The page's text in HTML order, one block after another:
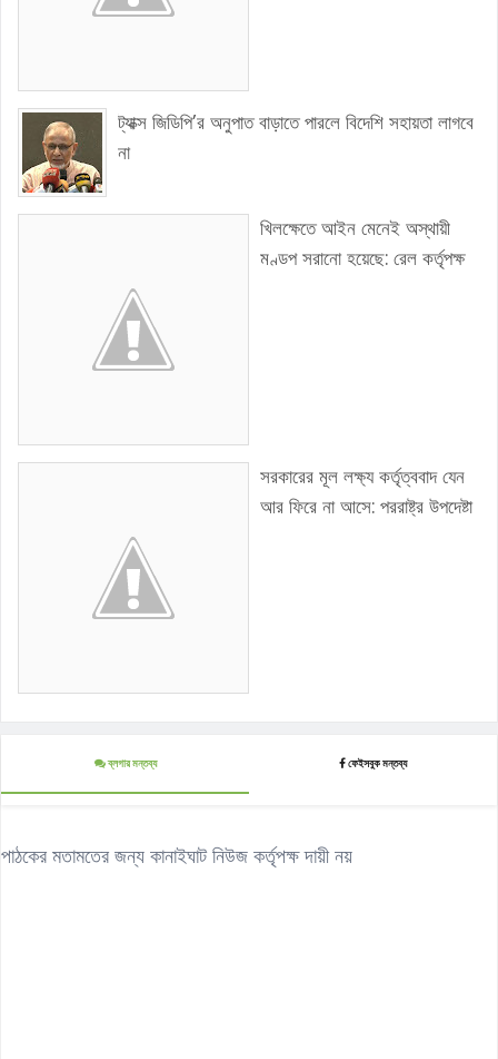
ট্যাক্স জিডিপি’র অনুপাত বাড়াতে পারলে বিদেশি সহায়তা লাগবে
না
খিলক্ষেতে আইন মেনেই অস্থায়ী
মণ্ডপ সরানো হয়েছে: রেল কর্তৃপক্ষ
সরকারের মূল লক্ষ্য কর্তৃত্ববাদ যেন
আর ফিরে না আসে: পররাষ্ট্র উপদেষ্টা
ব্লগার মন্তব্য ফেইসবুক মন্তব্য
পাঠকের মতামতের জন্য কানাইঘাট নিউজ কর্তৃপক্ষ দায়ী নয়